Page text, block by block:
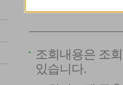
조회내용은 조
있습니다.